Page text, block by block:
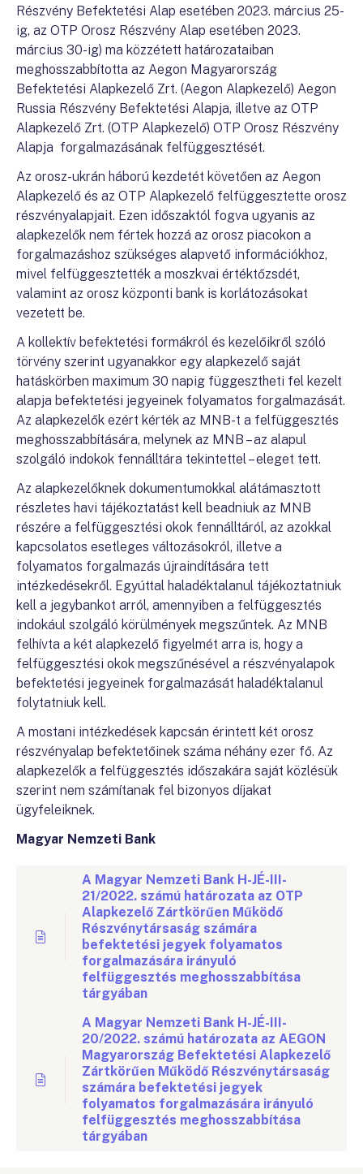
Részvény Befektetési Alap esetében 2023. március 25-
ig, az OTP Orosz Részvény Alap esetében 2023.
március 30-ig) ma közzétett határozataiban
meghosszabbította az Aegon Magyarország
Befektetési Alapkezelő Zrt. (Aegon Alapkezelő) Aegon
Russia Részvény Befektetési Alapja, illetve az OTP
Alapkezelő Zrt. (OTP Alapkezelő) OTP Orosz Részvény
Alapja forgalmazásának felfüggesztését.
Az orosz-ukrán háború kezdetét követően az Aegon
Alapkezelő és az OTP Alapkezelő felfüggesztette orosz
részvényalapjait. Ezen időszaktól fogva ugyanis az
alapkezelők nem fértek hozzá az orosz piacokon a
forgalmazáshoz szükséges alapvető információkhoz,
mivel felfüggesztették a moszkvai értéktőzsdét,
valamint az orosz központi bank is korlátozásokat
vezetett be.
A kollektív befektetési formákról és kezelőikről szóló
törvény szerint ugyanakkor egy alapkezelő saját
hatáskörben maximum 30 napig függesztheti fel kezelt
alapja befektetési jegyeinek folyamatos forgalmazását.
Az alapkezelők ezért kérték az MNB-t a felfüggesztés
meghosszabbítására, melynek az MNB – az alapul
szolgáló indokok fennálltára tekintettel – eleget tett.
Az alapkezelőknek dokumentumokkal alátámasztott
részletes havi tájékoztatást kell beadniuk az MNB
részére a felfüggesztési okok fennálltáról, az azokkal
kapcsolatos esetleges változásokról, illetve a
folyamatos forgalmazás újraindítására tett
intézkedésekről. Egyúttal haladéktalanul tájékoztatniuk
kell a jegybankot arról, amennyiben a felfüggesztés
indokául szolgáló körülmények megszűntek. Az MNB
felhívta a két alapkezelő figyelmét arra is, hogy a
felfüggesztési okok megszűnésével a részvényalapok
befektetési jegyeinek forgalmazását haladéktalanul
folytatniuk kell.
A mostani intézkedések kapcsán érintett két orosz
részvényalap befektetőinek száma néhány ezer fő. Az
alapkezelők a felfüggesztés időszakára saját közlésük
szerint nem számítanak fel bizonyos díjakat
ügyfeleiknek.
Magyar Nemzeti Bank
A Magyar Nemzeti Bank H-JÉ-III-
21/2022. számú határozata az OTP
Alapkezelő Zártkörűen Működő
Részvénytársaság számára
befektetési jegyek folyamatos
forgalmazására irányuló
felfüggesztés meghosszabbítása
tárgyában
A Magyar Nemzeti Bank H-JÉ-III-
20/2022. számú határozata az AEGON
Magyarország Befektetési Alapkezelő
Zártkörűen Működő Részvénytársaság
számára befektetési jegyek
folyamatos forgalmazására irányuló
felfüggesztés meghosszabbítása
tárgyában